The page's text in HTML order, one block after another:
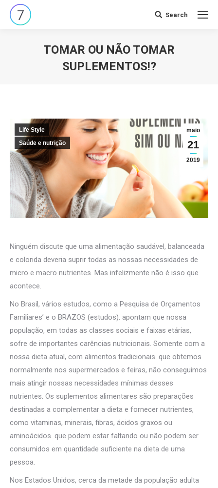
Search:
Search
TOMAR OU NÃO TOMAR
SUPLEMENTOS!?
maio
21
2019
Life Style
Saúde e nutrição
Ninguém discute que uma alimentação saudável, balanceada
e colorida deveria suprir todas as nossas necessidades de
micro e macro nutrientes. Mas infelizmente não é isso que
acontece.
No Brasil, vários estudos, como a Pesquisa de Orçamentos
Familiares’ e o BRAZOS (estudos): apontam que nossa
população, em todas as classes sociais e faixas etárias,
sofre de importantes carências nutricionais. Somente com a
nossa dieta atual, com alimentos tradicionais. que obtemos
normalmente nos supermercados e feiras, não conseguimos
mais atingir nossas necessidades mínimas desses
nutrientes. Os suplementos alimentares são preparações
destinadas a complementar a dieta e fornecer nutrientes,
como vitaminas, minerais, fibras, ácidos graxos ou
aminoácidos. que podem estar faltando ou não podem ser
consumidos em quantidade suficiente na dieta de uma
pessoa.
Nos Estados Unidos, cerca da metade da população adulta